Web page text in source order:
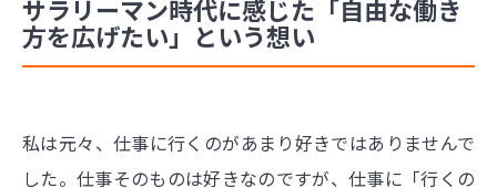
サラリーマン時代に感じた「自由な働き
方を広げたい」という想い
私は元々、仕事に行くのがあまり好きではありませんで
した。仕事そのものは好きなのですが、仕事に「行くの